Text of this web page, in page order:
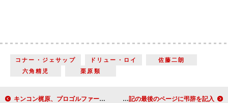
コナー・ジェサップ ドリュー・ロイ
佐藤二朗
六角精児
栗原類
キンコン梶原、プロゴルファー狙うも“体重増加”に挫折 はんにゃ川島は「女子との出会いを求めたい」 しずちゃん、梅津正彦氏の告別式で号泣 交換日記の最後のページに弔辞を記入